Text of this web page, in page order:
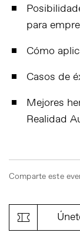
para
Cómo
Casos de
Mejores
Realidad
Comparte este